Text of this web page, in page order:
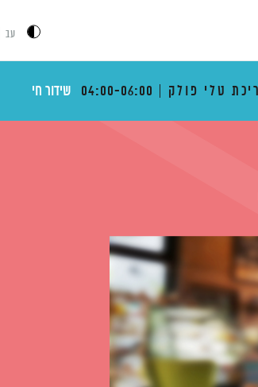
עב
טלי פולק 04:00-06:00 שידור חי